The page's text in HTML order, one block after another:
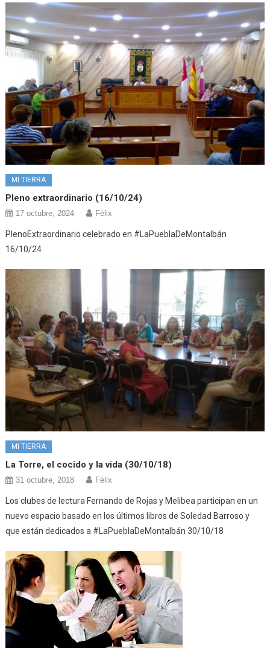
MI TIERRA
Pleno extraordinario (16/10/24)
17 octubre, 2024 Félix
PlenoExtraordinario celebrado en #LaPueblaDeMontalbán
16/10/24
MI TIERRA
La Torre, el cocido y la vida (30/10/18)
31 octubre, 2018 Félix
Los clubes de lectura Fernando de Rojas y Melibea participan en un
nuevo espacio basado en los últimos libros de Soledad Barroso y
que están dedicados a #LaPueblaDeMontalbán 30/10/18